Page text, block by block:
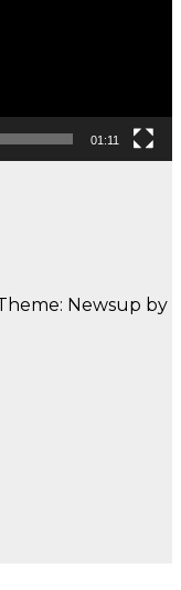
01:11
Newsup by